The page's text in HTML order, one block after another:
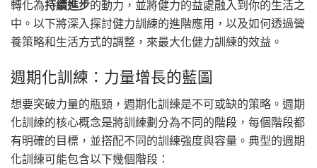
轉化為持續進步的動力，並將健力的益處融入到你的生活之
中。以下將深入探討健力訓練的進階應用，以及如何透過營
養策略和生活方式的調整，來最大化健力訓練的效益。
週期化訓練：力量增長的藍圖
想要突破力量的瓶頸，週期化訓練是不可或缺的策略。週期
化訓練的核心概念是將訓練劃分為不同的階段，每個階段都
有明確的目標，並搭配不同的訓練強度與容量。典型的週期
化訓練可能包含以下幾個階段：